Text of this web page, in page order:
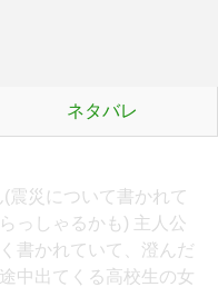
ネタバレ
震災について書かれて
っしゃるかも) 主人公
書かれていて、澄んだ
中出てくる高校生の女